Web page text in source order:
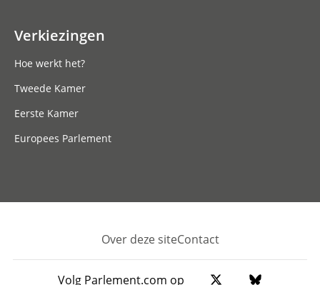
Verkiezingen
Hoe werkt het?
Tweede Kamer
Eerste Kamer
Europees Parlement
Footer
Over deze siteContact
Volg Parlement.com op